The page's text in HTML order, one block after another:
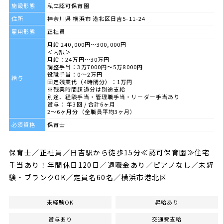
施設形態
私立認可保育園
住所
神奈川県 横浜市 港北区日吉5-11-24
雇用形態
正社員
給与
月給 240,000円～300,000円
＜内訳＞
月給：24万円～30万円
調整手当：3万7000円～5万8000円
役職手当：0～2万円
固定残業代（4時間分）：1万円
※残業時間超過分は別途支給
別途、経験手当・管理職手当・リーダー手当あり
賞与： 年3回 / 合計6ヶ月
2～6ヶ月分（全職員平均3ヶ月）
必須資格
保育士
保育士／正社員／日吉駅から徒歩15分≪認可保育園≫住宅
手当あり！年間休日120日／退職金あり／ピアノなし／未経
験・ブランクOK／定員名60名／横浜市港北区
未経験OK 昇給あり
賞与あり 交通費支給